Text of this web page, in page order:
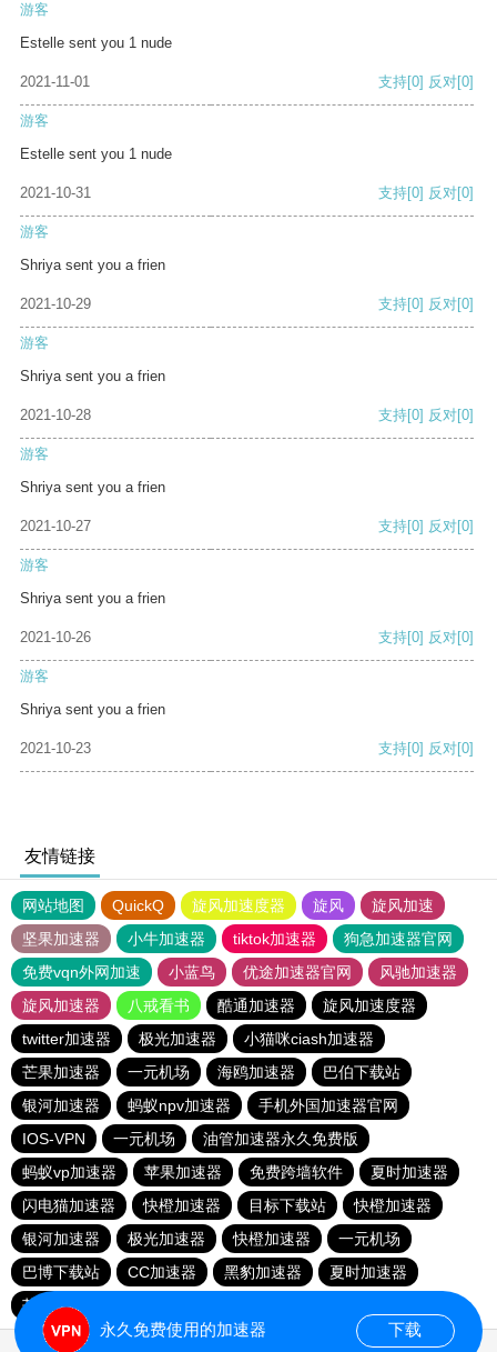
游客
Estelle sent you 1 nude
2021-11-01 支持[0] 反对[0]
游客
Estelle sent you 1 nude
2021-10-31 支持[0] 反对[0]
游客
Shriya sent you a frien
2021-10-29 支持[0] 反对[0]
游客
Shriya sent you a frien
2021-10-28 支持[0] 反对[0]
游客
Shriya sent you a frien
2021-10-27 支持[0] 反对[0]
游客
Shriya sent you a frien
2021-10-26 支持[0] 反对[0]
游客
Shriya sent you a frien
2021-10-23 支持[0] 反对[0]
友情链接
网站地图 QuickQ 旋风加速度器 旋风
旋风加速
坚果加速器
小牛加速器 tiktok加速器
狗急加速器官网
免费vqn外网加速
小蓝鸟 优途加速器官网
风驰加速器
旋风加速器
八戒看书 酷通加速器
旋风加速度器
twitter加速器
极光加速器
小猫咪ciash加速器
芒果加速器
一元机场 海鸥加速器
巴伯下载站
银河加速器
蚂蚁npv加速器
手机外国加速器官网
IOS-VPN
一元机场
油管加速器永久免费版
蚂蚁vp加速器
苹果加速器 免费跨墙软件
夏时加速器
闪电猫加速器
快橙加速器 目标下载站
快橙加速器
银河加速器
极光加速器 快橙加速器
一元机场
巴博下载站
CC加速器 黑豹加速器
夏时加速器
芒果加速器
永久免费使用的加速器 下载